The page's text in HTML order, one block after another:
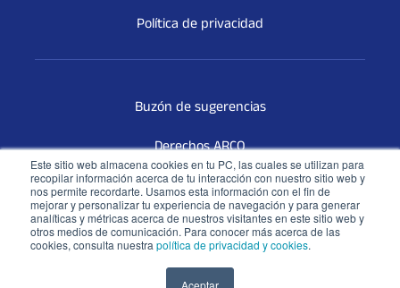
Este sitio web almacena cookies en tu PC, las cuales se utilizan para
recopilar información acerca de tu interacción con nuestro sitio web y
nos permite recordarte. Usamos esta información con el fin de
mejorar y personalizar tu experiencia de navegación y para generar
analíticas y métricas acerca de nuestros visitantes en este sitio web y
otros medios de comunicación. Para conocer más acerca de las
cookies, consulta nuestra política de privacidad y cookies.
Aceptar
Política de privacidad
Buzón de sugerencias
Derechos ARCO
Terceros Vinculados
Libro de reclamaciones